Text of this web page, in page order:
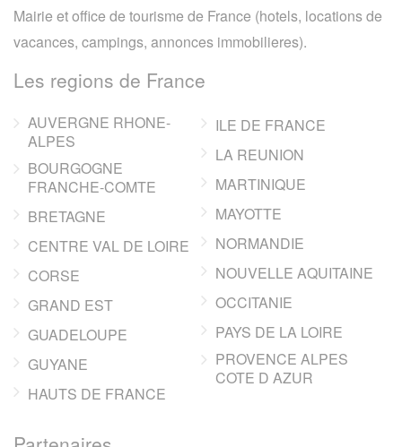
Mairie et office de tourisme de France (hotels, locations de
vacances, campings, annonces immobilieres).
Les regions de France
AUVERGNE RHONE-
ALPES
BOURGOGNE
FRANCHE-COMTE
BRETAGNE
CENTRE VAL DE LOIRE
CORSE
GRAND EST
GUADELOUPE
GUYANE
HAUTS DE FRANCE
ILE DE FRANCE
LA REUNION
MARTINIQUE
MAYOTTE
NORMANDIE
NOUVELLE AQUITAINE
OCCITANIE
PAYS DE LA LOIRE
PROVENCE ALPES
COTE D AZUR